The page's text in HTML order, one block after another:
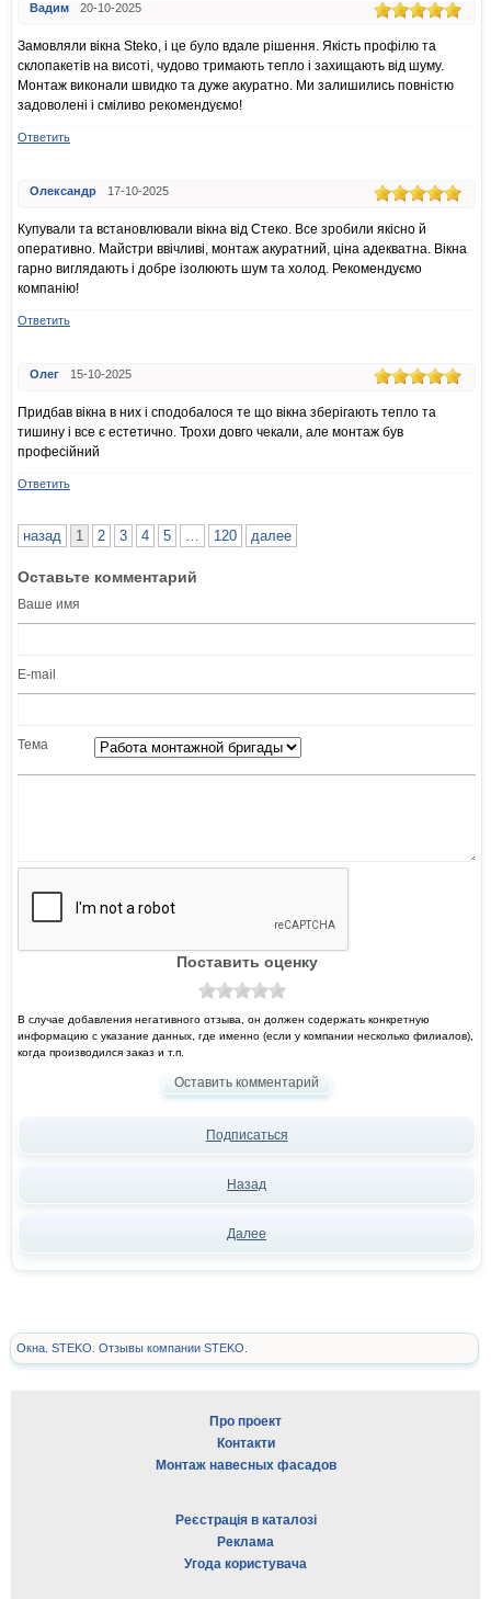
Вадим 20-10-2025
Замовляли вікна Steko, і це було вдале рішення. Якість профілю та
склопакетів на висоті, чудово тримають тепло і захищають від шуму.
Монтаж виконали швидко та дуже акуратно. Ми залишились повністю
задоволені і сміливо рекомендуємо!
Ответить
Олександр 17-10-2025
Купували та встановлювали вікна від Стеко. Все зробили якісно й
оперативно. Майстри ввічливі, монтаж акуратний, ціна адекватна. Вікна
гарно виглядають і добре ізолюють шум та холод. Рекомендуємо
компанію!
Ответить
Олег 15-10-2025
Придбав вікна в них і сподобалося те що вікна зберігають тепло та
тишину і все є естетично. Трохи довго чекали, але монтаж був
професійний
Ответить
назад 1 2 3 4 5 … 120 далее
Оставьте комментарий
Ваше имя
E-mail
Тема
Поставить оценку
В случае добавления негативного отзыва, он должен содержать конкретную
информацию с указание данных, где именно (если у компании несколько филиалов),
когда производился заказ и т.п.
Оставить комментарий
Подписаться
Назад
Далее
Окна. STEKO. Отзывы компании STEKO.
Про проект
Контакти
Монтаж навесных фасадов
Реєстрація в каталозі
Реклама
Угода користувача